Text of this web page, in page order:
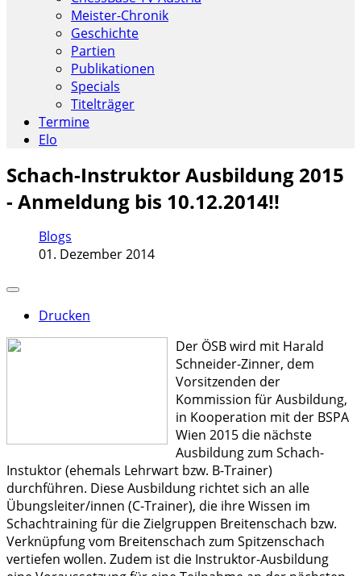
Meister-Chronik
Geschichte
Partien
Publikationen
Specials
Titelträger
Termine
Elo
Schach-Instruktor Ausbildung 2015
- Anmeldung bis 10.12.2014!!
Blogs
01. Dezember 2014
Drucken
Der ÖSB wird mit Harald
Schneider-Zinner, dem
Vorsitzenden der
Kommission für Ausbildung,
in Kooperation mit der BSPA
Wien 2015 die nächste
Ausbildung zum Schach-
Instuktor (ehemals Lehrwart bzw. B-Trainer)
durchführen. Diese Ausbildung richtet sich an alle
Übungsleiter/innen (C-Trainer), die ihre Wissen im
Schachtraining für die Zielgruppen Breitenschach bzw.
Verknüpfung vom Breitenschach zum Spitzenschach
vertiefen wollen. Zudem ist die Instruktor-Ausbildung